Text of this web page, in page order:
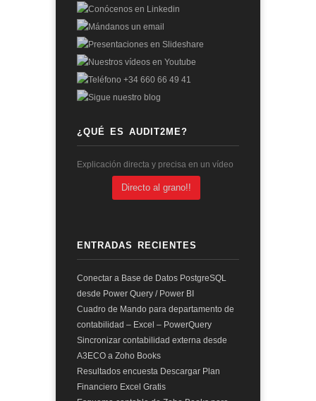
¿QUÉ ES AUDIT2ME?
Explicación directa y precisa en un vídeo
Directo al grano!!
ENTRADAS RECIENTES
Conectar a Base de Datos PostgreSQL
desde Power Query / Power BI
Cuadro de Mando para departamento de
contabilidad – Excel – PowerQuery
Sincronizar contabilidad externa desde
A3ECO a Zoho Books
Resultados encuesta Descargar Plan
Financiero Excel Gratis